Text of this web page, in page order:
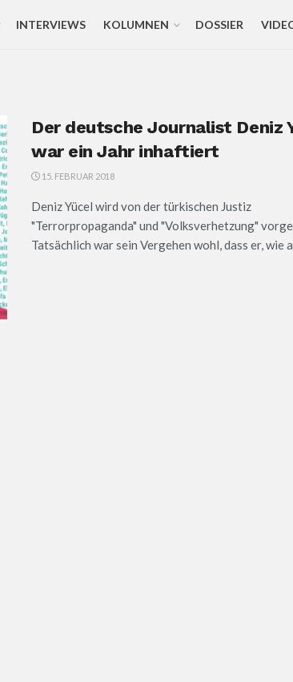
INTERVIEWS KOLUMNEN DOSSIER
Der deutsche Journalist Deniz
war ein Jahr inhaftiert
15. FEBRUAR 2018
Deniz Yücel wird von der türkischen Justiz
"Terrorpropaganda" und "Volksverhetzung"
Tatsächlich war sein Vergehen wohl, dass er, wie